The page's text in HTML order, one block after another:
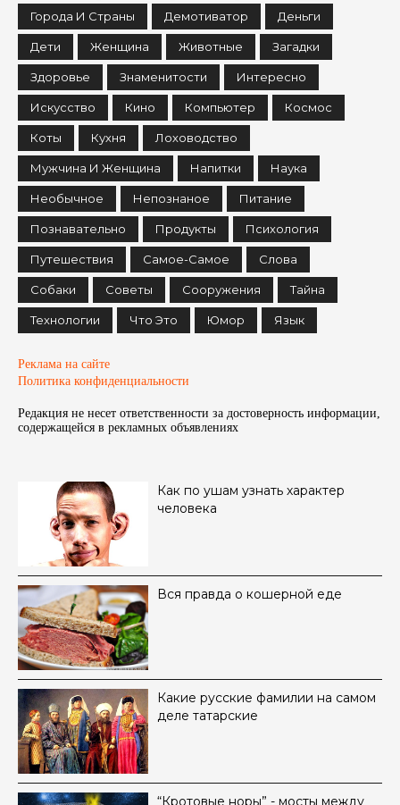
Города И Страны Демотиватор Деньги
Дети Женщина Животные Загадки
Здоровье Знаменитости Интересно
Искусство Кино Компьютер Космос
Коты Кухня Лоховодство
Мужчина И Женщина Напитки Наука
Необычное Непознаное Питание
Познавательно Продукты Психология
Путешествия Самое-Самое Слова
Собаки Советы Сооружения Тайна
Технологии Что Это Юмор Язык
Реклама на сайте
Политика конфиденциальности
Редакция не несет ответственности за достоверность информации,
содержащейся в рекламных объявленияx
Как по ушам узнать характер
человека
Вся правда о кошерной еде
Какие русские фамилии на самом
деле татарские
“Кротовые норы” - мосты между